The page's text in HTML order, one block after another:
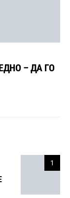
– ДА ГО
1